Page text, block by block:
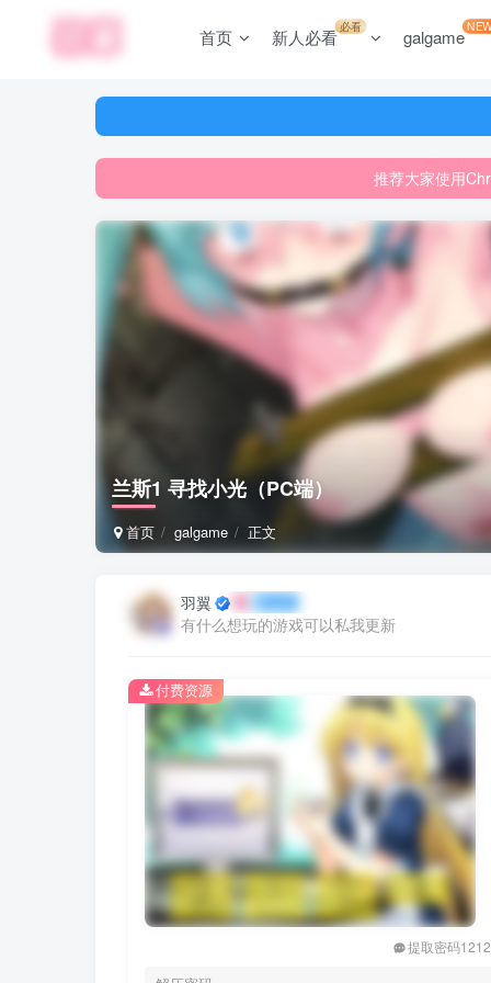
首页 新人必看必看 galgame
推荐大家使用
网站
推荐大家使用
兰斯1 寻找小光（PC端）
首页 galgame 正文
羽翼
有什么想玩的游戏可以私我更新
提取密码1212
付费资源